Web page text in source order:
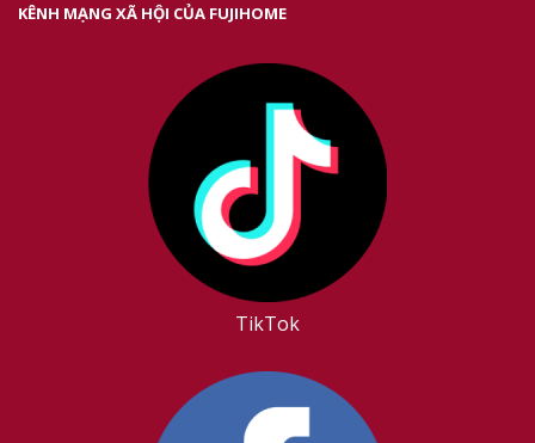
KÊNH MẠNG XÃ HỘI CỦA FUJIHOME
TikTok